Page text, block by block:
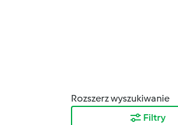
Rozszerz wyszukiwanie
Filtry